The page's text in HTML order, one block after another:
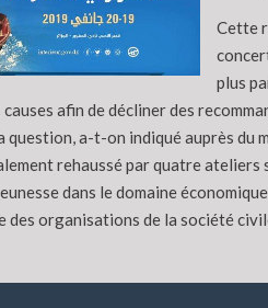
Cette
plus
afin de décliner des
question, a-t-on indiqué auprès du
rehaussé par quatre ateliers
dans le domaine
des organisations de la société